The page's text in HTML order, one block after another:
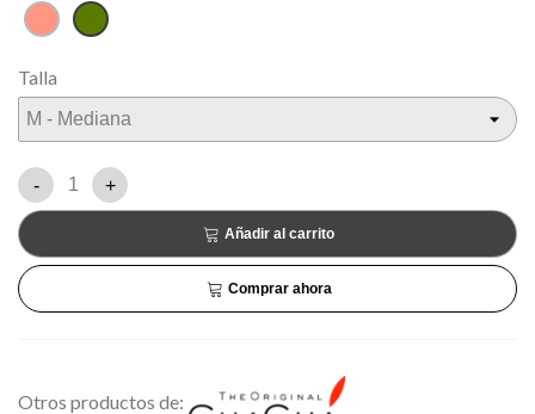
SalmónVerde
Talla
- +
Añadir al carrito
Comprar ahora
Otros productos de: